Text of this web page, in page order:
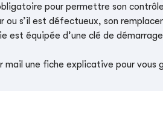
pour permettre son
ou s’il est défectueux, son
est équipée d’une clé de
une fiche explicative pour vous